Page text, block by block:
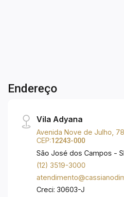
Endereço
Vila Adyana
Avenida Nove de Julho,
CEP:12243-000
São José dos Campos -
(12) 3519-3000
Creci: 30603-J